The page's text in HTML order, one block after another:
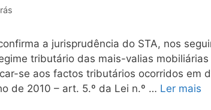
a jurisprudência do STA, nos
tributário das mais-valias
se aos factos tributários ocorridos em
de 2010 – art. 5.º da Lei n.º … Ler mais